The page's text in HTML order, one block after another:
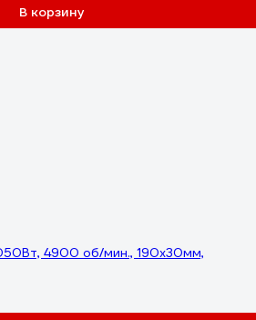
В корзину
4900 об/мин., 190х30мм,